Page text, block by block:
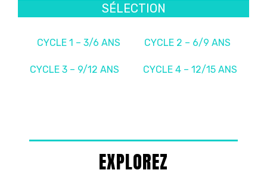
SÉLECTION
CYCLE 1 – 3/6 ANS CYCLE 2 – 6/9 ANS
CYCLE 3 – 9/12 ANS CYCLE 4 – 12/15 ANS
EXPLOREZ